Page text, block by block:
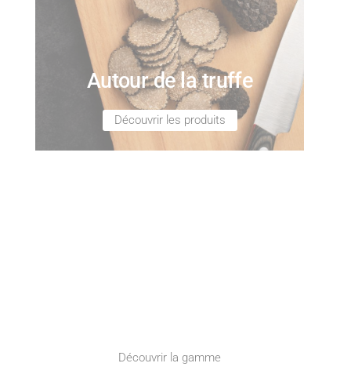
Autour de la truffe
Découvrir les produits
Découvrir la gamme